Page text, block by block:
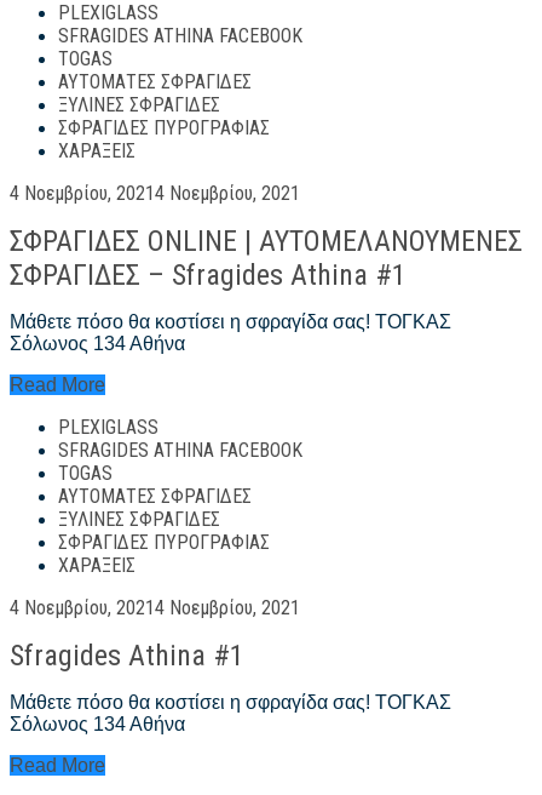
ΞΥΛΙΝΕΣ
ΑΥΤΟΜΑΤΕΣ
ΤΟΓΚΑΣ
Sfragides
Athina
PLEXIGLASS
SFRAGIDES ATHINA FACEBOOK
TOGAS
ΑΥΤΌΜΑΤΕΣ ΣΦΡΑΓΊΔΕΣ
ΞΎΛΙΝΕΣ ΣΦΡΑΓΊΔΕΣ
ΣΦΡΑΓΊΔΕΣ ΠΥΡΟΓΡΑΦΊΑΣ
ΧΑΡΆΞΕΙΣ
Posted
4 Νοεμβρίου, 20214 Νοεμβρίου, 2021
ΣΦΡΑΓΙΔΕΣ ONLINE | ΑΥΤΟΜΕΛΑΝΟΥΜΕΝΕΣ
ΣΦΡΑΓΙΔΕΣ – Sfragides Athina #1
Μάθετε πόσο θα κοστίσει η σφραγίδα σας! ΤΟΓΚΑΣ
Σόλωνος 134 Αθήνα
ΣΦΡΑΓΙΔΕΣ
ΑΥΤΟΜΕΛΑΝΟΥΜΕΝΕΣ
ΣΦΡΑΓΙΔΕΣ
Sfragides
Athina
Read More
PLEXIGLASS
SFRAGIDES ATHINA FACEBOOK
TOGAS
ΑΥΤΌΜΑΤΕΣ ΣΦΡΑΓΊΔΕΣ
ΞΎΛΙΝΕΣ ΣΦΡΑΓΊΔΕΣ
ΣΦΡΑΓΊΔΕΣ ΠΥΡΟΓΡΑΦΊΑΣ
ΧΑΡΆΞΕΙΣ
Posted
4 Νοεμβρίου, 20214 Νοεμβρίου, 2021
Sfragides Athina #1
Μάθετε πόσο θα κοστίσει η σφραγίδα σας! ΤΟΓΚΑΣ
Σόλωνος 134 Αθήνα
Sfragides
Read More